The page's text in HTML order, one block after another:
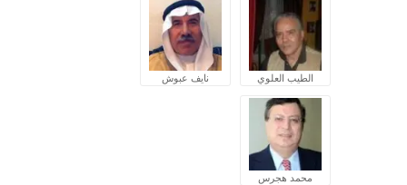
الطيب العلوي نايف عبوش
محمد هجرس